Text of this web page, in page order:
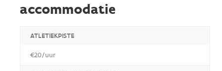
accommodatie
ATLETIEKPISTE
€20/uur